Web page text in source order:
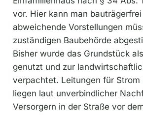
vor. Hier kann man
abweichende Vorstellungen
zuständigen Baubehörde
Bisher wurde das Grundstück
genutzt und zur
verpachtet. Leitungen für Strom
liegen laut unverbindlicher
Versorgern in der Straße vor